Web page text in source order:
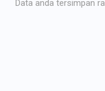
Data anda tersimpan